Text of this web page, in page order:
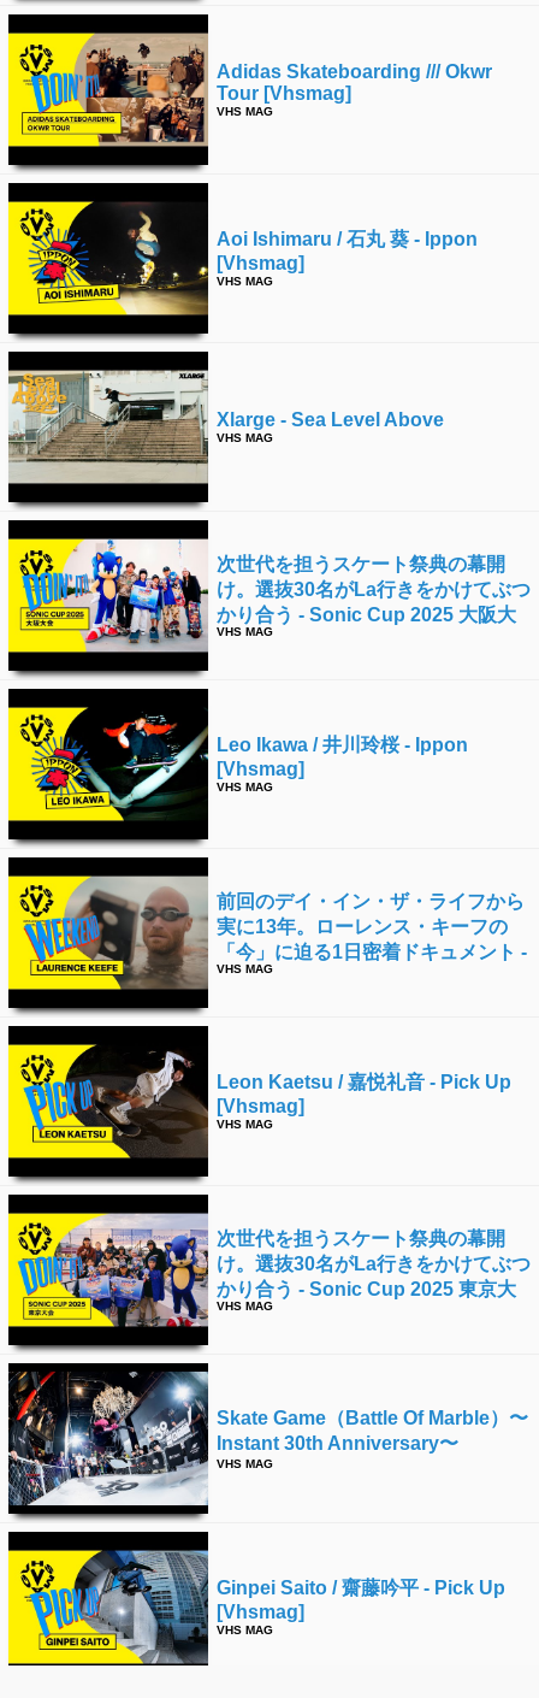
Adidas Skateboarding /// Okwr
Tour [vhsmag]
VHS MAG
Aoi Ishimaru / 石丸 葵 - Ippon
[vhsmag]
VHS MAG
Xlarge - Sea Level Above
VHS MAG
次世代を担うスケート祭典の幕開
け。選抜30名がla行きをかけてぶつ
かり合う - Sonic Cup 2025 大阪大
会 [vhsmag]
VHS MAG
Leo Ikawa / 井川玲桜 - Ippon
[vhsmag]
VHS MAG
前回のデイ・イン・ザ・ライフから
実に13年。ローレンス・キーフの
「今」に迫る1日密着ドキュメント -
Weekend [vhsmag]
VHS MAG
Leon Kaetsu / 嘉悦礼音 - Pick Up
[vhsmag]
VHS MAG
次世代を担うスケート祭典の幕開
け。選抜30名がla行きをかけてぶつ
かり合う - Sonic Cup 2025 東京大
会 [vhsmag]
VHS MAG
Skate Game（battle Of Marble）〜
Instant 30th Anniversary〜
VHS MAG
Ginpei Saito / 齋藤吟平 - Pick Up
[vhsmag]
VHS MAG